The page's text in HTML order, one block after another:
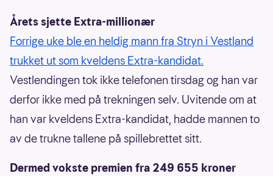
Årets sjette Extra-millionær
Forrige uke ble en heldig mann fra Stryn i Vestland
trukket ut som kveldens Extra-kandidat.
Vestlendingen tok ikke telefonen tirsdag og han var
derfor ikke med på trekningen selv. Uvitende om at
han var kveldens Extra-kandidat, hadde mannen to
av de trukne tallene på spillebrettet sitt.
Dermed vokste premien fra 249 655 kroner